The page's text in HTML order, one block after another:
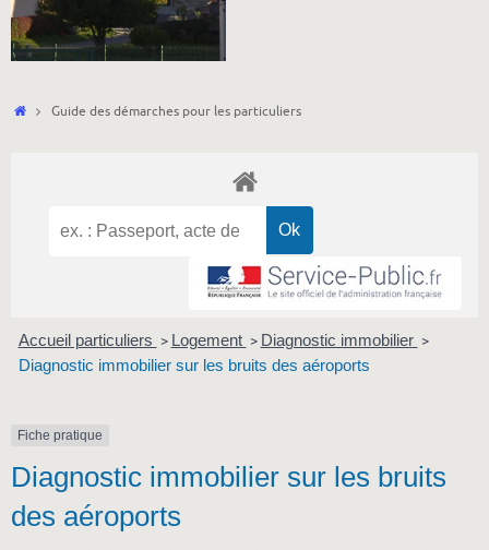
Accueil
Guide des démarches pour les particuliers
Accueil particuliers > Logement > Diagnostic immobilier >
Diagnostic immobilier sur les bruits des aéroports
Fiche pratique
Diagnostic immobilier sur les bruits
des aéroports